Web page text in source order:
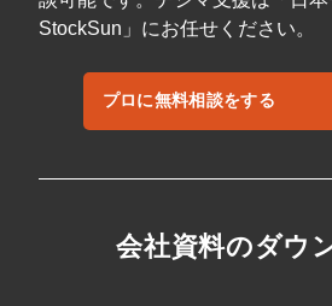
StockSun」にお任せください。
プロに無料相談をする
会社資料のダウ